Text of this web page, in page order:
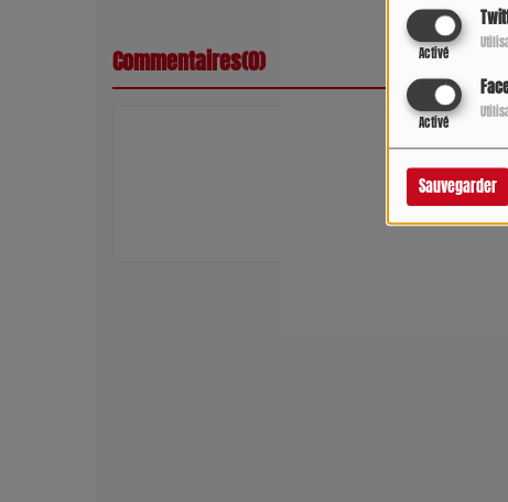
Activé
Activé
Sauvegarder
Commentaires(0)
Connectez-vous
SE